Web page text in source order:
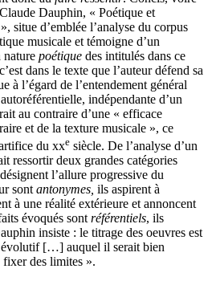
Dauphin, « Poétique et
situe d’emblée l’analyse du corpus
musicale et témoigne d’un
nature poétique des intitulés dans ce
dans le texte que l’auteur défend sa
à l’égard de l’entendement général
indépendante d’un
au contraire d’une « efficace
et de la texture musicale », ce
du xxe siècle. De l’analyse d’un
ressortir deux grandes catégories
l’allure progressive du
sont antonymes, ils aspirent à
à une réalité extérieure et annoncent
évoqués sont référentiels, ils
insiste : le titrage des oeuvres est
évolutif […] auquel il serait bien
fixer des limites ».